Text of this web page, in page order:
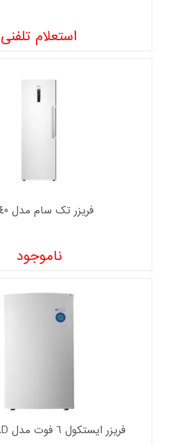
استعلام تلفنی
فریزر تک سام مدل RZ40
ناموجود
فریزر ايستکول 6 فوت مدل TM-1946-4D